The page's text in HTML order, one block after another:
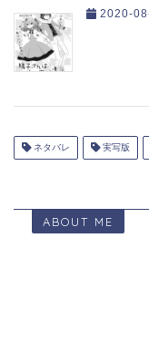
2020-
ネタバレ 実写版
ABOUT ME